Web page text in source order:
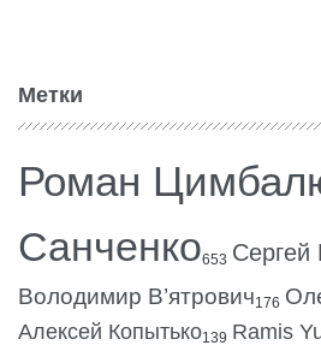
Метки
Роман
Санченко653 Сергей
Володимир В’ятрович176
Алексей Копытько139 Ramis